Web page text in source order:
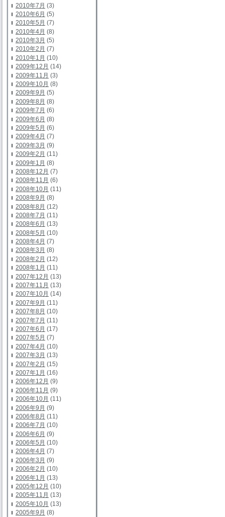
2010年7月 (3)
2010年6月 (5)
2010年5月 (7)
2010年4月 (8)
2010年3月 (5)
2010年2月 (7)
2010年1月 (10)
2009年12月 (14)
2009年11月 (3)
2009年10月 (8)
2009年9月 (5)
2009年8月 (8)
2009年7月 (6)
2009年6月 (8)
2009年5月 (6)
2009年4月 (7)
2009年3月 (9)
2009年2月 (11)
2009年1月 (8)
2008年12月 (7)
2008年11月 (6)
2008年10月 (11)
2008年9月 (8)
2008年8月 (12)
2008年7月 (11)
2008年6月 (13)
2008年5月 (10)
2008年4月 (7)
2008年3月 (8)
2008年2月 (12)
2008年1月 (11)
2007年12月 (13)
2007年11月 (13)
2007年10月 (14)
2007年9月 (11)
2007年8月 (10)
2007年7月 (11)
2007年6月 (17)
2007年5月 (7)
2007年4月 (10)
2007年3月 (13)
2007年2月 (15)
2007年1月 (16)
2006年12月 (9)
2006年11月 (9)
2006年10月 (11)
2006年9月 (9)
2006年8月 (11)
2006年7月 (10)
2006年6月 (9)
2006年5月 (10)
2006年4月 (7)
2006年3月 (9)
2006年2月 (10)
2006年1月 (13)
2005年12月 (10)
2005年11月 (13)
2005年10月 (13)
2005年9月 (8)